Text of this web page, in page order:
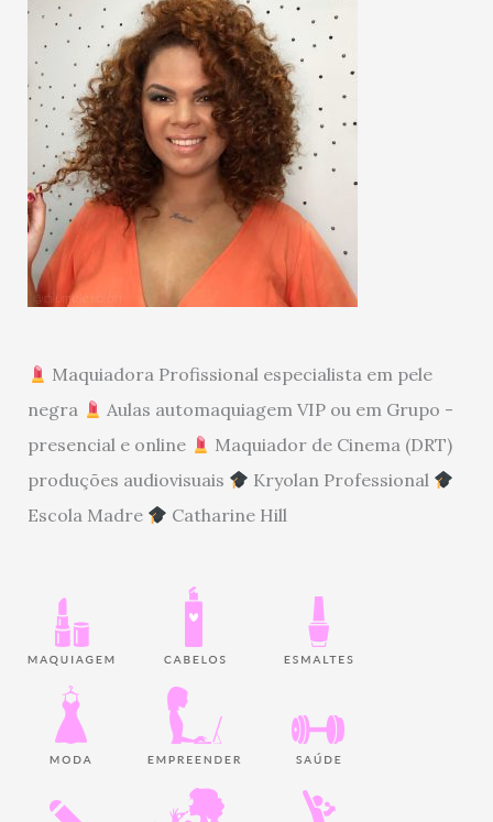
Maquiadora Profissional especialista em pele
negra
Aulas automaquiagem VIP ou em Grupo -
presencial e online
Maquiador de Cinema (DRT)
produções audiovisuais
Kryolan Professional
Escola Madre
Catharine Hill